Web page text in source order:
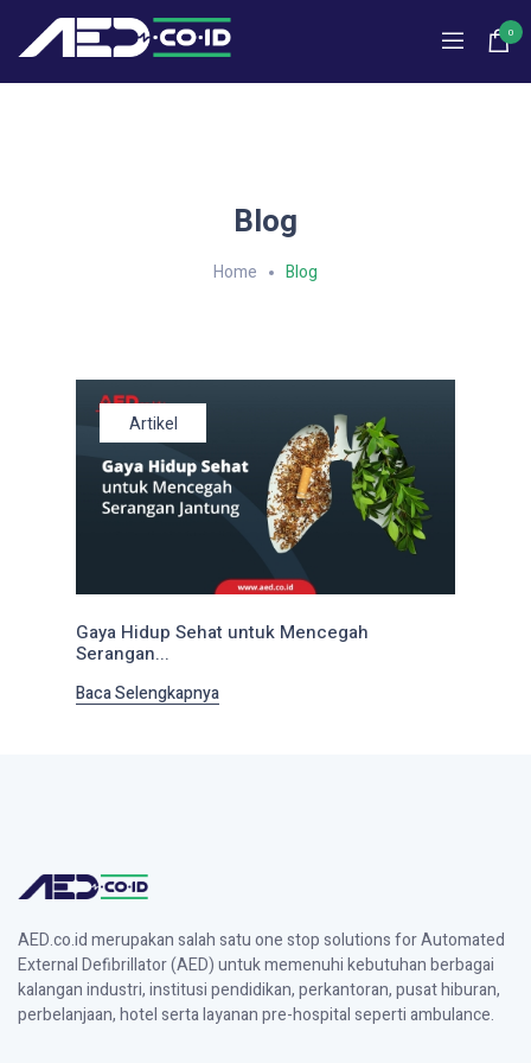
0
Blog
Home Blog
Artikel
Gaya Hidup Sehat untuk Mencegah
Serangan...
Baca Selengkapnya
AED.co.id merupakan salah satu one stop solutions for Automated
External Defibrillator (AED) untuk memenuhi kebutuhan berbagai
kalangan industri, institusi pendidikan, perkantoran, pusat hiburan,
perbelanjaan, hotel serta layanan pre-hospital seperti ambulance.